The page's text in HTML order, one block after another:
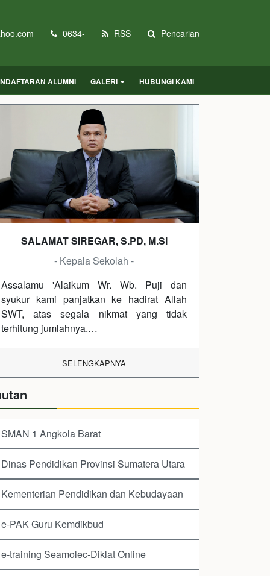
0634- RSS Pencarian
ALUMNI GALERI HUBUNGI KAMI
SALAMAT SIREGAR, S.PD, M.SI
- Kepala Sekolah -
Assalamu 'Alaikum Wr. Wb. Puji dan
syukur kami panjatkan ke hadirat Allah
SWT, atas segala nikmat yang tidak
terhitung jumlahnya.…
SELENGKAPNYA
SMAN 1 Angkola Barat
Dinas Pendidikan Provinsi Sumatera Utara
Kementerian Pendidikan dan Kebudayaan
e-PAK Guru Kemdikbud
e-training Seamolec-Diklat Online